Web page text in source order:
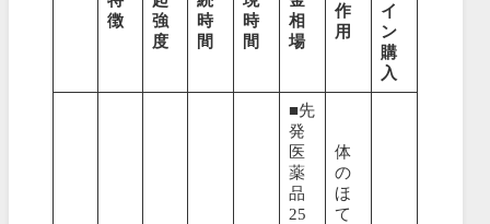
徴
強
度
時
間
時
間
相
場
作
用
イ
ン
購
入
■先
発
医
薬
品
25
体
の
ほ
て